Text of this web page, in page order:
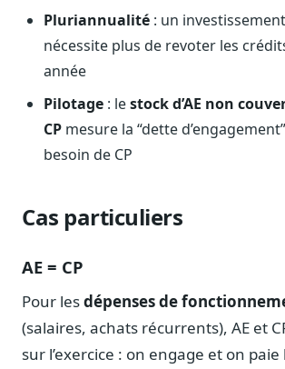
Pluriannualité : un
nécessite plus de revoter les
année
Pilotage : lestock d’AE non
CP mesure la “dette
besoin de CP
Cas particuliers
AE = CP
Pour lesdépenses de
(salaires, achats récurrents), AE et
sur l’exercice : on engage et on